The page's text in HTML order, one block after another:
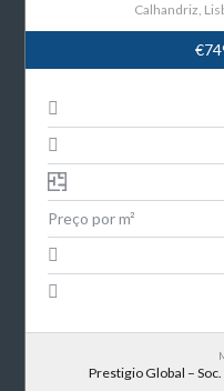
Calhandriz,
Preço por m²
Prestigio Global –